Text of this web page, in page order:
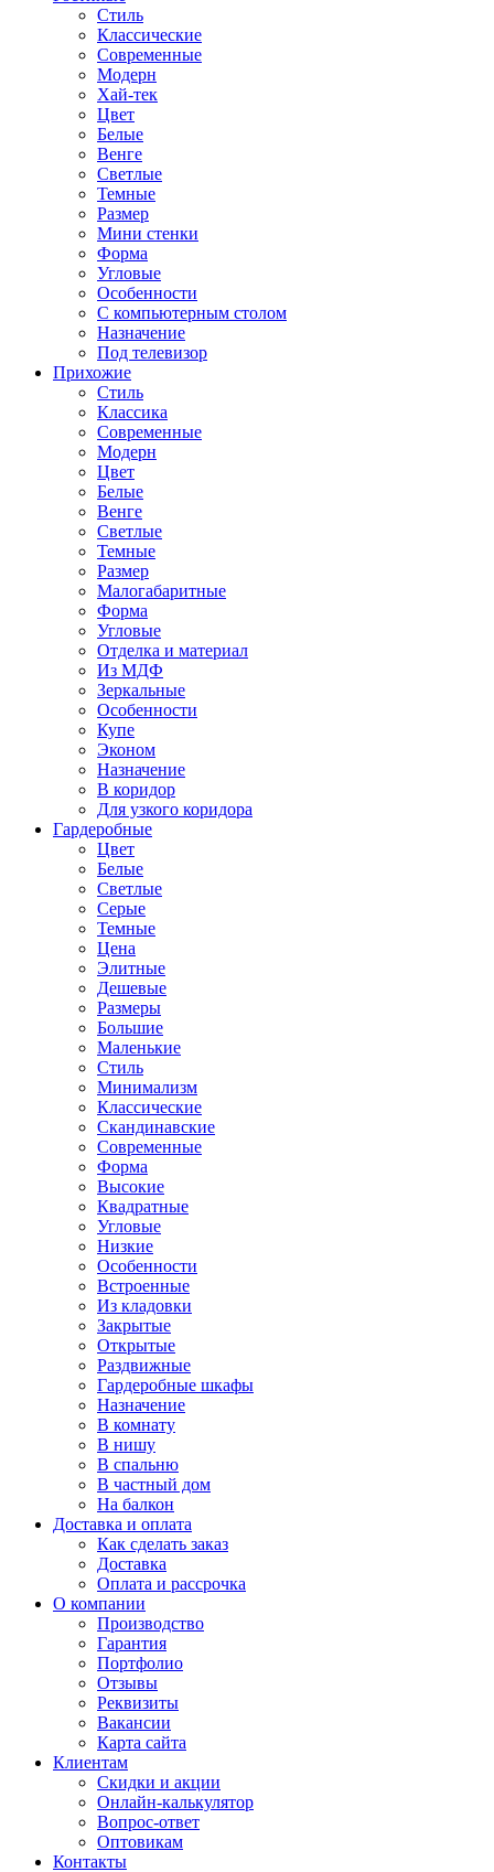
Стиль
Классические
Современные
Модерн
Хай-тек
Цвет
Белые
Венге
Светлые
Темные
Размер
Мини стенки
Форма
Угловые
Особенности
С компьютерным столом
Назначение
Под телевизор
Прихожие
Стиль
Классика
Современные
Модерн
Цвет
Белые
Венге
Светлые
Темные
Размер
Малогабаритные
Форма
Угловые
Отделка и материал
Из МДФ
Зеркальные
Особенности
Купе
Эконом
Назначение
В коридор
Для узкого коридора
Гардеробные
Цвет
Белые
Светлые
Серые
Темные
Цена
Элитные
Дешевые
Размеры
Большие
Маленькие
Стиль
Минимализм
Классические
Скандинавские
Современные
Форма
Высокие
Квадратные
Угловые
Низкие
Особенности
Встроенные
Из кладовки
Закрытые
Открытые
Раздвижные
Гардеробные шкафы
Назначение
В комнату
В нишу
В спальню
В частный дом
На балкон
Доставка и оплата
Как сделать заказ
Доставка
Оплата и рассрочка
О компании
Производство
Гарантия
Портфолио
Отзывы
Реквизиты
Вакансии
Карта сайта
Клиентам
Скидки и акции
Онлайн-калькулятор
Вопрос-ответ
Оптовикам
Контакты